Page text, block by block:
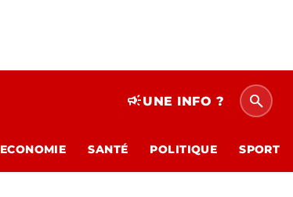
campaignUNE INFO ? search
ECONOMIE SANTÉ POLITIQUE SPORT